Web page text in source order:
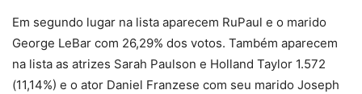
Em segundo lugar na lista aparecem RuPaul e o marido
George LeBar com 26,29% dos votos. Também aparecem
na lista as atrizes Sarah Paulson e Holland Taylor 1.572
(11,14%) e o ator Daniel Franzese com seu marido Joseph